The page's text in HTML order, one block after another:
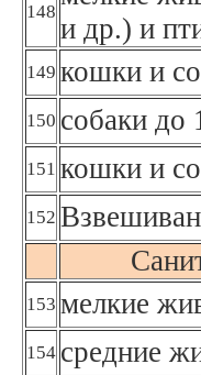
148
и др.) и
149 кошки и
150 собаки до
151 кошки и
152
153 мелкие
154 средние